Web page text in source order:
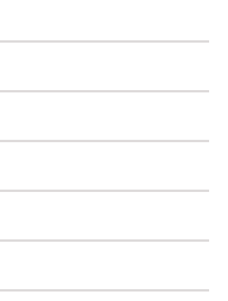
社会推進協会 認
木1-9-9 六本木